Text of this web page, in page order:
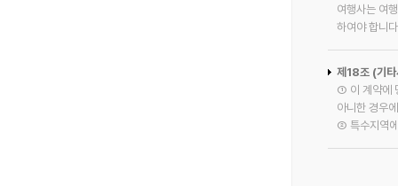
여행사는 여
하여야 합니
제18조 (기
① 이 계약에
아니한 경우
② 특수지역